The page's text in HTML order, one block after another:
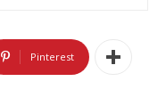
Pinterest